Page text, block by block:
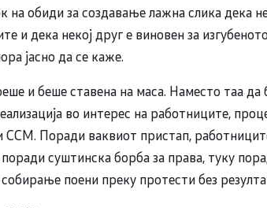
на обиди за создавање лажна слика дека
и дека некој друг е виновен за
јасно да се каже.
и беше ставена на маса. Наместо таа да
во интерес на работниците,
Поради ваквиот пристап,
суштинска борба за права, туку
поени преку протести без